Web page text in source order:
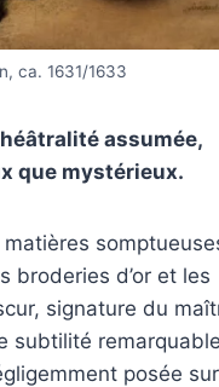
ca. 1631/1633
assumée,
que mystérieux.
broderies d’or et les
signature du
subtilité
posée